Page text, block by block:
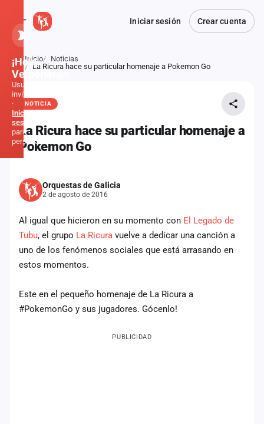
Iniciar sesión Crear cuenta
Atrás
Inicio
Noticias
La Ricura hace su particular homenaje a Pokemon Go
NOTICIA
La Ricura hace su particular homenaje a
Pokemon Go
Orquestas de Galicia
2 de agosto de 2016
Al igual que hicieron en su momento con El Legado de
Tubu, el grupo La Ricura vuelve a dedicar una canción a
uno de los fenómenos sociales que está arrasando en
estos momentos.
Este en el pequeño homenaje de La Ricura a
‪#‎PokemonGo‬ y sus jugadores. Gócenlo!
PUBLICIDAD
¡Hola,
Verbener@!
Usuario
invitado
·
Inicia
sesión
para
personalizar
Inicio
Noticias
Formaciones
de
fiestas